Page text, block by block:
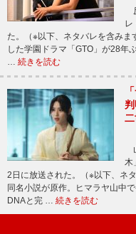
レ
た。（※以下、ネタバレを含み
した学園ドラマ「GTO」が28年
… 続きを読む
二
木
2日に放送された。（※以下、ネ
同名小説が原作。ヒマラヤ山中
DNAと完 … 続きを読む